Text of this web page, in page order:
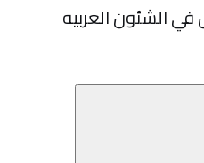
الشئون العربيه